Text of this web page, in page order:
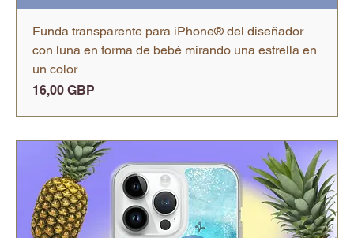
Funda transparente para iPhone® del diseñador
con luna en forma de bebé mirando una estrella en
un color
Precio
16,00 GBP